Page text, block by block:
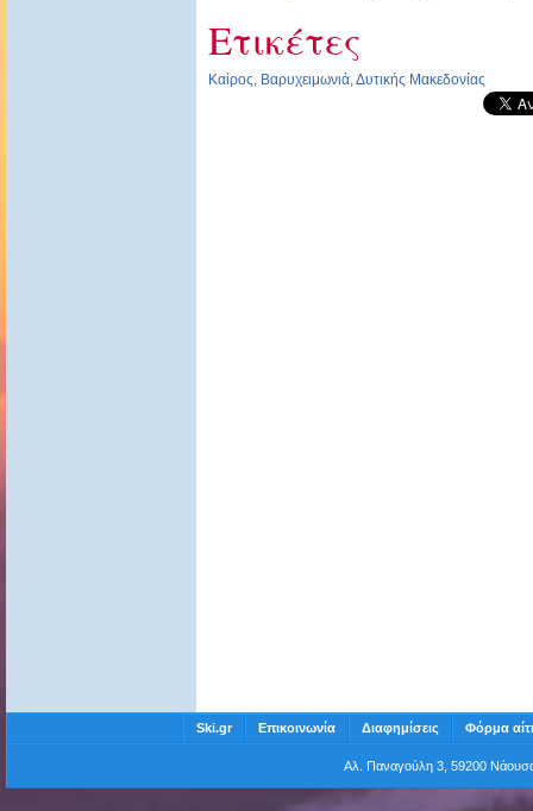
Ετικέτες
Καίρος, Βαρυχειμωνιά,Δυτικής Μακεδονίας
Ski.gr Επικοινωνία Διαφημίσεις Φόρμα
Αλ. Παναγούλη 3, 59200